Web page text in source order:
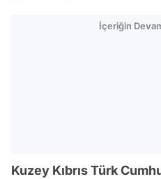
İçeriğin
Kuzey Kıbrıs Türk